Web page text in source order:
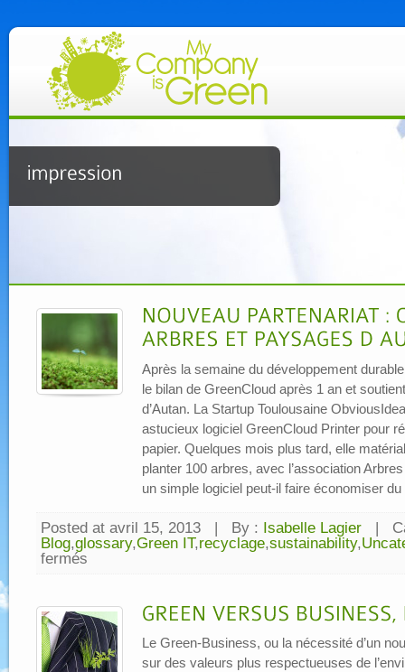
Après la semaine du développement
le bilan de GreenCloud après 1 an et
d’Autan. La Startup Toulousaine
astucieux logiciel GreenCloud Printer pour
papier. Quelques mois plus tard, elle
planter 100 arbres, avec l’association
un simple logiciel peut-il faire économiser du
Posted at avril 15, 2013 | By : Isabelle Lagier |
Blog,glossary,Green IT,recyclage,sustainability,
fermés
&
ARBRES
ET
PAYSAGES
D
AUTAN
Le Green-Business, ou la nécessité d’un
sur des valeurs plus respectueuses de